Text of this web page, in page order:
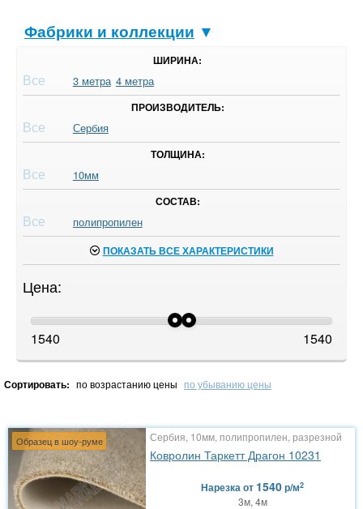
Фабрики и коллекции ▼
ШИРИНА:
Все 3 метра 4 метра
ПРОИЗВОДИТЕЛЬ:
Все Сербия
ТОЛЩИНА:
Все 10мм
СОСТАВ:
Все полипропилен
ПОКАЗАТЬ ВСЕ ХАРАКТЕРИСТИКИ
Цена:
1540 1540
Сортировать: по возрастанию цены по убыванию цены
Образец в шоу-руме Сербия, 10мм, полипропилен, разрезной
Ковролин Таркетт Драгон 10231
Нарезкаот 1540р/м2
3м, 4м